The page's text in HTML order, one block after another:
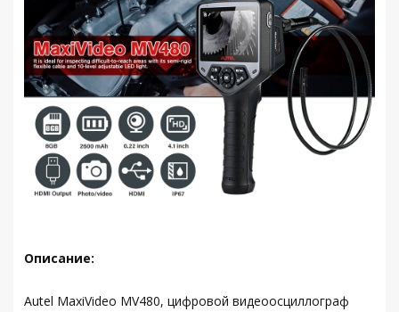
Описание:
Autel MaxiVideo MV480, цифровой видеоосциллограф